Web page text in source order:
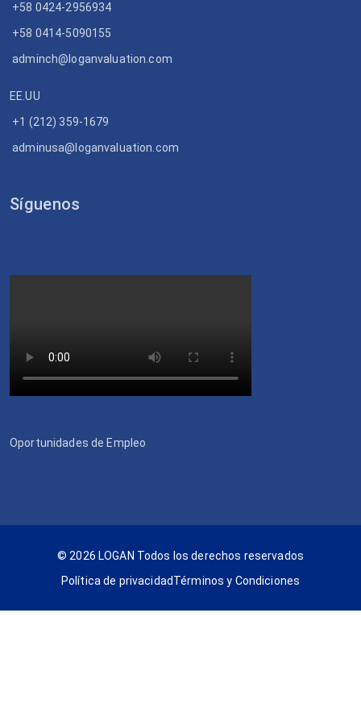
+58 0424-2956934
+58 0414-5090155
adminch@loganvaluation.com
EE.UU
+1 (212) 359-1679
adminusa@loganvaluation.com
Síguenos
Oportunidades de Empleo
© 2026 LOGAN Todos los derechos reservados
Política de privacidadTérminos y Condiciones